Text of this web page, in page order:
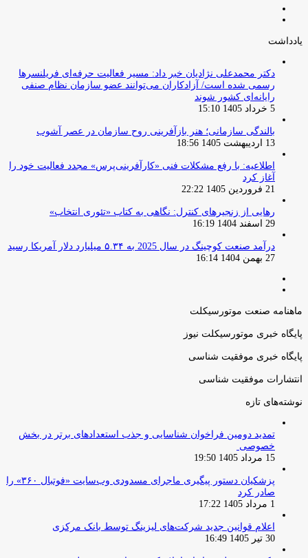
یادداشت
دکتر محمدعلی نژادیان خبر داد: مسیر فعالیت حرفه‌ای فریلنسرها
رسمی شده است/ آزادکاران می‌توانند عضو سازمان نظام صنفی
رایانه‌ای کشور شوند
5 خرداد 1405 15:10
بالندگی سازمانی؛ هنر بازآفرینی روح سازمان در عصر آشوب
13 اردیبهشت 1405 18:56
اطلاعیه: با رفع مشکلات فنی «کارآفرینی‌پرس» مجدد فعالیت خود را
آغاز کرد
21 فروردین 1405 22:22
رهایی از زنجیرهای کنترل: نگاهی به کتاب «تئوری انتخاب»
29 اسفند 1404 16:19
درآمد صنعت کوچینگ در سال 2025 به ۵.۳۴ میلیارد دلار آمریکا رسید
27 بهمن 1404 16:14
ماهنامه صنعت موتورسیکلت
پایگاه خبری موتورسیکلت نیوز
پایگاه خبری موفقیت شناسی
انتشارات موفقیت شناسی
نوشته‌های تازه
تمدید دومین فراخوان شناسایی و جذب استعدادهای برتر در بخش
خصوصی
15 مرداد 1405 19:50
پزشکیان دستور پیگیری ماجرای مسدودی وب‌سایت «فوتبال ۳۶۰» را
صادر کرد
1 مرداد 1405 17:22
اعلام قوانین جدید شرکت‌های لیزینگ توسط بانک مرکزی
30 تیر 1405 16:49